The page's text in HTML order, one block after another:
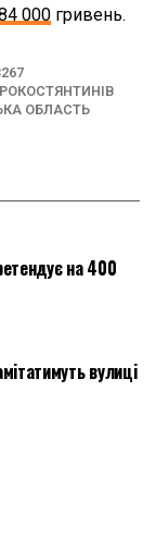
000 гривень.
ОБЛАСТЬ
на 400
вулиці